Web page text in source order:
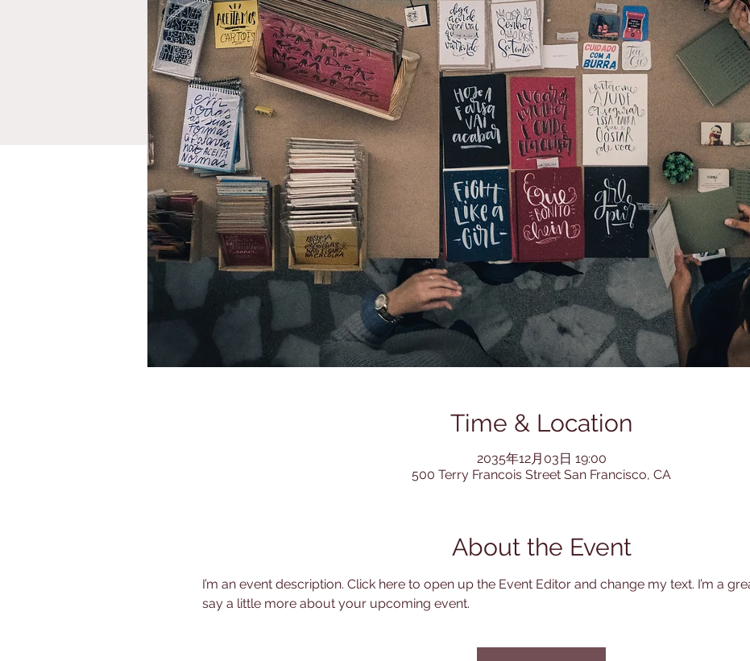
Time & Location
2035年12月03日 19:00
500 Terry Francois Street San Francisco, CA
About the Event
I’m an event description. Click here to open up the Event Editor and change my text. I’m a
say a little more about your upcoming event.